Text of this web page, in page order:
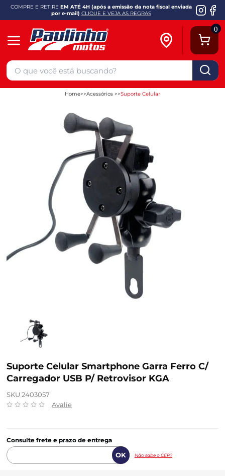
COMPRE E RETIRE EM ATÉ 4H (após a emissão da nota fiscal enviada
por e-mail) CLIQUE E VEJA AS REGRAS
0
Home Acessórios Suporte Celular
Suporte Celular Smartphone Garra Ferro C/
Carregador USB P/ Retrovisor KGA
SKU 2403057
Avalie
Consulte frete e prazo de entrega
Não sabe o CEP?